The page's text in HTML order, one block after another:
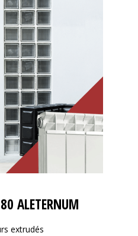
ALETERNUM
extrudés